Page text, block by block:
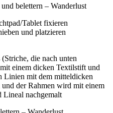
Tablet fixieren
und platzieren
die nach unten
einem dicken Textilstift und
Linien mit dem mitteldicken
der Rahmen wird mit einem
Lineal nachgemalt